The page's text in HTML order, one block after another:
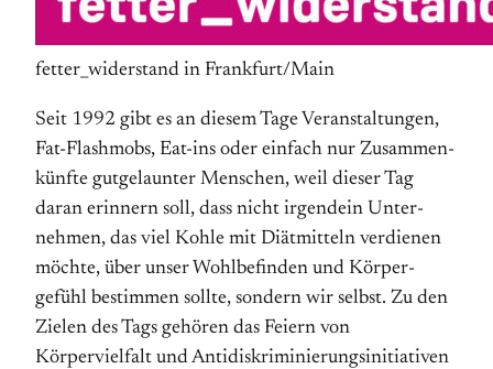
fetter_widerstand in Frankfurt/Main
Seit 1992 gibt es an diesem Tage Veranstaltungen,
Fat-Flashmobs, Eat-ins oder einfach nur Zusammen­
künfte gut­gelaunter Menschen, weil dieser Tag
daran erinnern soll, dass nicht irgendein Unter­
nehmen, das viel Kohle mit Diät­mitteln verdienen
möchte, über unser Wohl­befinden und Körper­
gefühl bestimmen sollte, sondern wir selbst. Zu den
Zielen des Tags gehören das Feiern von
Körpervielfalt und Anti­diskriminierungs­initiativen